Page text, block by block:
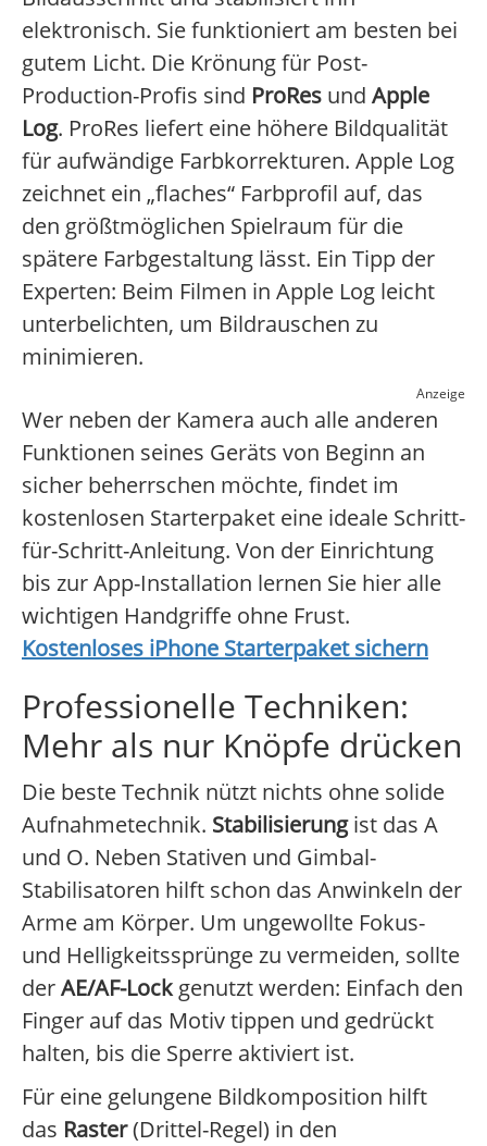
elektronisch. Sie funktioniert am besten bei
gutem Licht. Die Krönung für Post-
Production-Profis sind ProRes und Apple
Log. ProRes liefert eine höhere Bildqualität
für aufwändige Farbkorrekturen. Apple Log
zeichnet ein „flaches“ Farbprofil auf, das
den größtmöglichen Spielraum für die
spätere Farbgestaltung lässt. Ein Tipp der
Experten: Beim Filmen in Apple Log leicht
unterbelichten, um Bildrauschen zu
minimieren.
Anzeige
Wer neben der Kamera auch alle anderen
Funktionen seines Geräts von Beginn an
sicher beherrschen möchte, findet im
kostenlosen Starterpaket eine ideale Schritt-
für-Schritt-Anleitung. Von der Einrichtung
bis zur App-Installation lernen Sie hier alle
wichtigen Handgriffe ohne Frust.
Kostenloses iPhone Starterpaket sichern
Professionelle Techniken:
Mehr als nur Knöpfe drücken
Die beste Technik nützt nichts ohne solide
Aufnahmetechnik. Stabilisierungist das A
und O. Neben Stativen und Gimbal-
Stabilisatoren hilft schon das Anwinkeln der
Arme am Körper. Um ungewollte Fokus-
und Helligkeitssprünge zu vermeiden, sollte
derAE/AF-Lockgenutzt werden: Einfach den
Finger auf das Motiv tippen und gedrückt
halten, bis die Sperre aktiviert ist.
Für eine gelungene Bildkomposition hilft
das Raster(Drittel-Regel) in den